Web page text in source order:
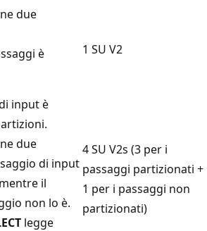
due
è
1 SU V2
input è
due
di input
il
non lo è.
legge
4 SU V2s (3 per i
passaggi partizionati +
1 per i passaggi non
partizionati)